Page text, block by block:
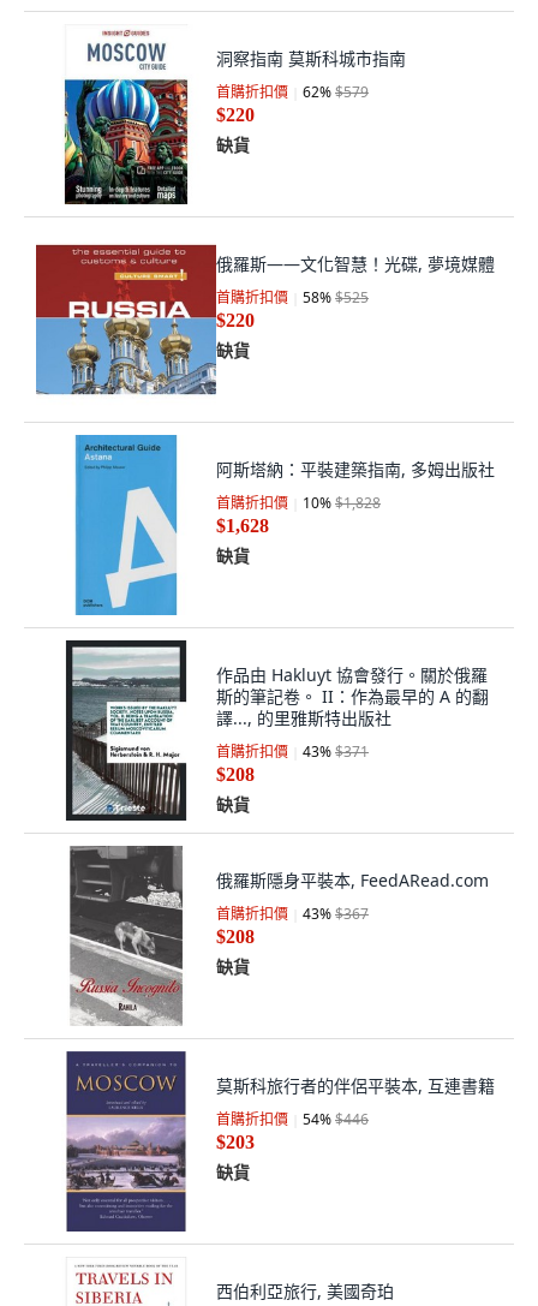
洞察指南 莫斯科城市指南
首購折扣價 62%$579
$220
缺貨
俄羅斯——文化智慧！光碟, 夢境媒體
首購折扣價 58%$525
$220
缺貨
阿斯塔納：平裝建築指南, 多姆出版社
首購折扣價 10%$1,828
$1,628
缺貨
作品由 Hakluyt 協會發行。關於俄羅
斯的筆記卷。 II：作為最早的 A 的翻
譯..., 的里雅斯特出版社
首購折扣價 43%$371
$208
缺貨
俄羅斯隱身平裝本, FeedARead.com
首購折扣價 43%$367
$208
缺貨
莫斯科旅行者的伴侶平裝本, 互連書籍
首購折扣價 54%$446
$203
缺貨
西伯利亞旅行, 美國奇珀